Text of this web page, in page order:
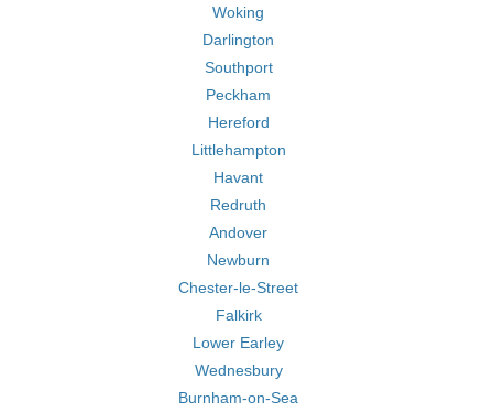
Woking
Darlington
Southport
Peckham
Hereford
Littlehampton
Havant
Redruth
Andover
Newburn
Chester-le-Street
Falkirk
Lower Earley
Wednesbury
Burnham-on-Sea